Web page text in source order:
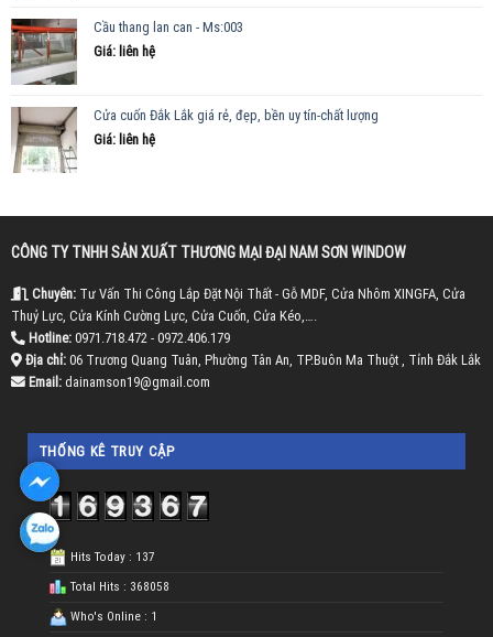
Cầu thang lan can - Ms:003
Giá: liên hệ
Cửa cuốn Đắk Lắk giá rẻ, đẹp, bền uy tín-chất lượng
Giá: liên hệ
CÔNG TY TNHH SẢN XUẤT THƯƠNG MẠI ĐẠI NAM SƠN WINDOW
Chuyên:Tư Vấn Thi Công Lắp Đặt Nội Thất - Gỗ MDF, Cửa Nhôm XINGFA, Cửa
Thuỷ Lực, Cửa Kính Cường Lực, Cửa Cuốn, Cửa Kéo,….
Hotline:0971.718.472 - 0972.406.179
Địa chỉ:06 Trương Quang Tuân, Phường Tân An, TP.Buôn Ma Thuột , Tỉnh Đắk Lắk
Email:dainamson19@gmail.com
THỐNG KÊ TRUY CẬP
Hits Today : 137
Total Hits : 368058
Who's Online : 1